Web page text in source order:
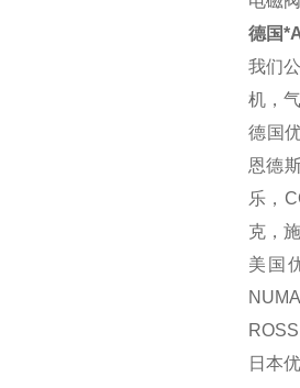
德国
我们
机，
德国
恩德
乐，
克，
美国
日本